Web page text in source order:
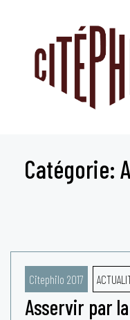
Catégorie:
Citephilo 2017
Asservir par